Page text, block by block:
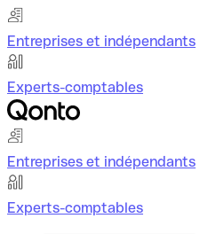
Entreprises et indépendants
Experts-comptables
Entreprises et indépendants
Experts-comptables